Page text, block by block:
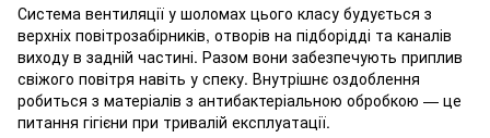
Система вентиляції у шоломах цього класу будується з
верхніх повітрозабірників, отворів на підборідді та каналів
виходу в задній частині. Разом вони забезпечують приплив
свіжого повітря навіть у спеку. Внутрішнє оздоблення
робиться з матеріалів з антибактеріальною обробкою — це
питання гігієни при тривалій експлуатації.